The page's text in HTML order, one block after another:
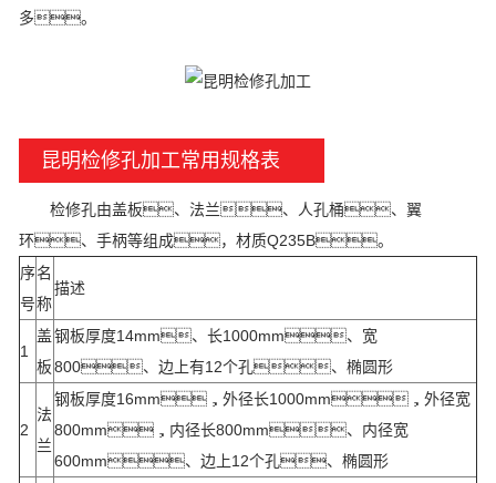
多。
昆明检修孔加工常用规格表
检修孔由盖板、法兰、人孔桶、翼
环、手柄等组成，材质Q235B。
序
号
名
称
描述
1
盖
板
钢板厚度14mm、长1000mm、宽
800、边上有12个孔、椭圆形
2
法
兰
钢板厚度16mm，外径长1000mm，外径宽
800mm，内径长800mm、内径宽
600mm、边上12个孔、椭圆形